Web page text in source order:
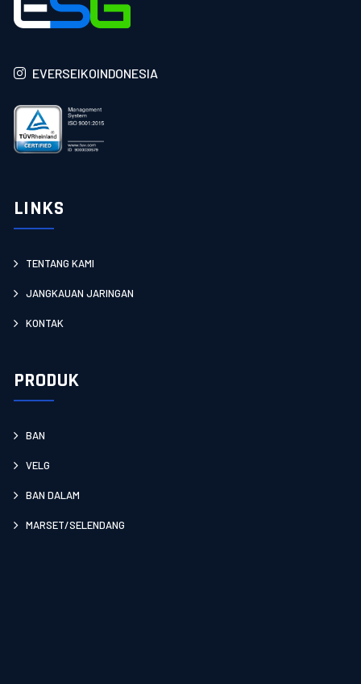
EVERSEIKOINDONESIA
LINKS
TENTANG KAMI
JANGKAUAN JARINGAN
KONTAK
PRODUK
BAN
VELG
BAN DALAM
MARSET/SELENDANG